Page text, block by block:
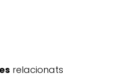
relacionats